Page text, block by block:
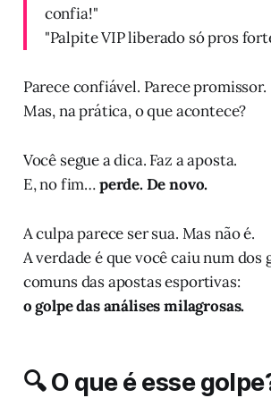
confia!"
"Palpite VIP liberado só pros
Parece confiável. Parece promissor.
Mas, na prática, o que acontece?
Você segue a dica. Faz a aposta.
E, no fim…perde. De novo.
A culpa parece ser sua. Mas não é.
A verdade é que você caiu num dos
comuns das apostas esportivas:
o golpe das análises milagrosas.
🔍 O que é esse